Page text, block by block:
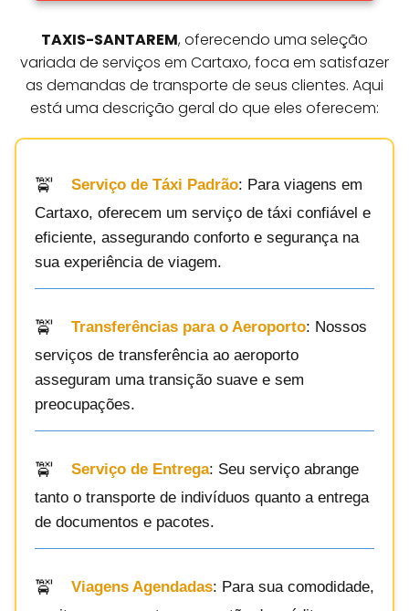
TAXIS-SANTAREM, oferecendo uma seleção
variada de serviços em Cartaxo, foca em satisfazer
as demandas de transporte de seus clientes. Aqui
está uma descrição geral do que eles oferecem:
Serviço de Táxi Padrão: Para viagens em
Cartaxo, oferecem um serviço de táxi confiável e
eficiente, assegurando conforto e segurança na
sua experiência de viagem.
Transferências para o Aeroporto: Nossos
serviços de transferência ao aeroporto
asseguram uma transição suave e sem
preocupações.
Serviço de Entrega: Seu serviço abrange
tanto o transporte de indivíduos quanto a entrega
de documentos e pacotes.
Viagens Agendadas: Para sua comodidade,